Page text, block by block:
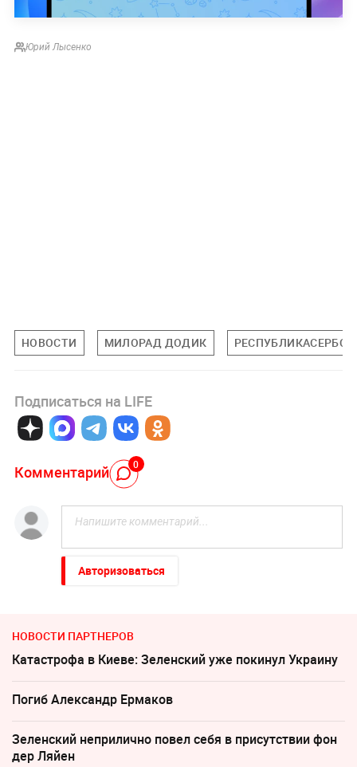
Юрий Лысенко
НОВОСТИ МИЛОРАД ДОДИК
Подписаться на LIFE
Комментарий 0
Авторизоваться
НОВОСТИ ПАРТНЕРОВ
Катастрофа в Киеве: Зеленский уже покинул Украину
Погиб Александр Ермаков
Зеленский неприлично повел cебя в присутствии фон
дер Ляйен